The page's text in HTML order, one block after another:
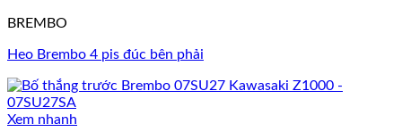
BREMBO
Heo Brembo 4 pis đúc bên phải
Xem nhanh